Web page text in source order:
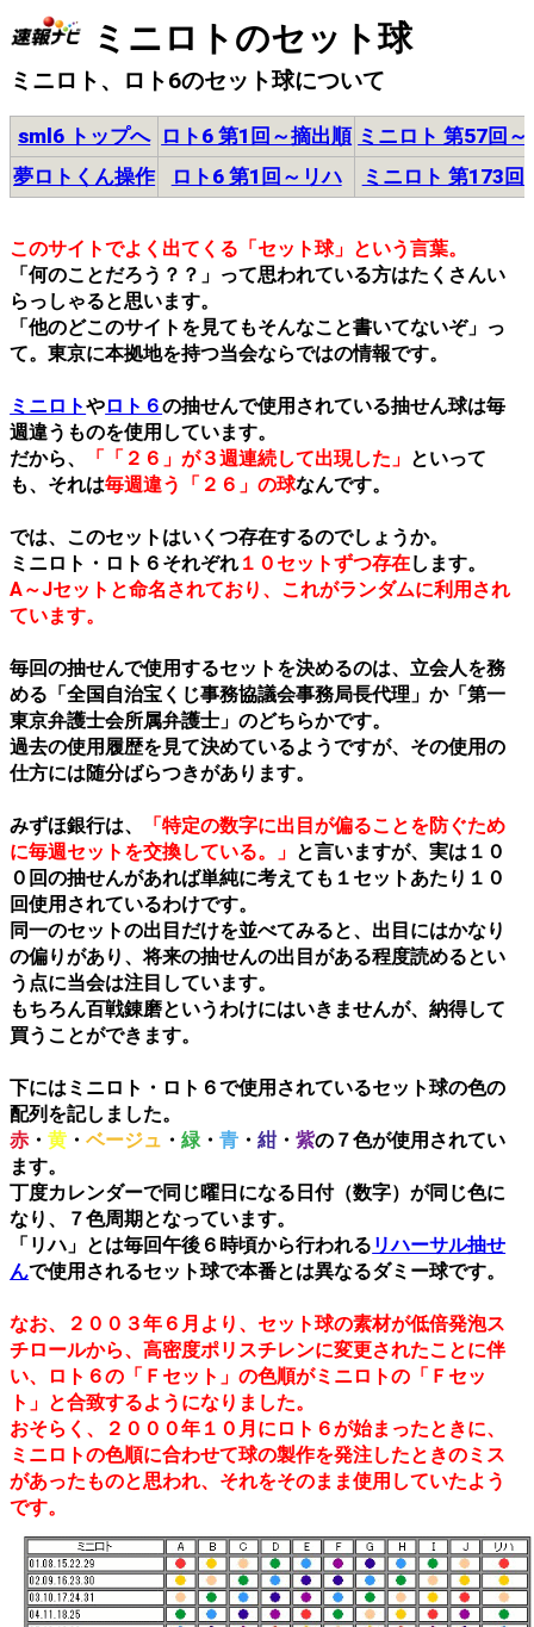
ミニロトのセット球
ミニロト、ロト6のセット球について
sml6 トップへ ロト6 第1回～摘出順 ミニロト 第57回
夢ロトくん操作
ロト6 第1回～リハ ミニロト 第173回
このサイトでよく出てくる「セット球」という言葉。
「何のことだろう？？」って思われている方はたくさんい
らっしゃると思います。
「他のどこのサイトを見てもそんなこと書いてないぞ」っ
て。東京に本拠地を持つ当会ならではの情報です。
ミニロトやロト６の抽せんで使用されている抽せん球は毎
週違うものを使用しています。
だから、
「「２６」が３週連続して出現した」 といって
も、それは毎週違う「２６」の球なんです。
では、このセットはいくつ存在するのでしょうか。
ミニロト・ロト６それぞれ １０セットずつ存在します。
A～Jセットと命名されており、これがランダムに利用され
ています。
毎回の抽せんで使用するセットを決めるのは、立会人を務
める「全国自治宝くじ事務協議会事務局長代理」か「第一
東京弁護士会所属弁護士」のどちらかです。
過去の使用履歴を見て決めているようですが、その使用の
仕方には随分ばらつきがあります。
みずほ銀行は、
「特定の数字に出目が偏ることを防ぐため
に毎週セットを交換している。」 と言いますが、実は１０
０回の抽せんがあれば単純に考えても１セットあたり１０
回使用されているわけです。
同一のセットの出目だけを並べてみると、出目にはかなり
の偏りがあり、将来の抽せんの出目がある程度読めるとい
う点に当会は注目しています。
もちろん百戦錬磨というわけにはいきませんが、納得して
買うことができます。
下にはミニロト・ロト６で使用されているセット球の色の
配列を記しました。
赤 ・黄 ・ベージュ ・緑・青 ・紺・紫の７色が使用されてい
ます。
丁度カレンダーで同じ曜日になる日付（数字）が同じ色に
なり、７色周期となっています。
「リハ」とは毎回午後６時頃から行われる リハーサル抽せ
んで使用されるセット球で本番とは異なるダミー球です。
なお、２００３年６月より、セット球の素材が低倍発泡ス
チロールから、高密度ポリスチレンに変更されたことに伴
い、ロト６の「Ｆセット」の色順がミニロトの「Ｆセッ
ト」と合致するようになりました。
おそらく、２０００年１０月にロト６が始まったときに、
ミニロトの色順に合わせて球の製作を発注したときのミス
があったものと思われ、それをそのまま使用していたよう
です。